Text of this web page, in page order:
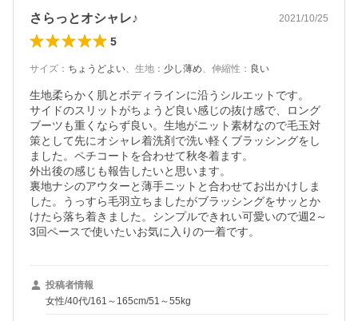
さらっとオシャレ♪ 2021/10/25
5
サイズ ： ちょうどよい、 生地 ： 少し薄め、 伸縮性 ： 良い
生地柔らかく肌とボディラインに沿うシルエットです。
サイドのスリットがちょうど良い感じの抜け感で、ロング
ブーツも重くならず良い。生地がニット素材なので毛玉対
策として先にオシャレ着洗剤で洗い軽くブラッシングをし
ました。ペチコートを合わせて秋冬着ます。
外出後の感じも報告したいと思います。
裏地ナシのアウターと薄手ニットと合わせてお出かけしま
した。うっすら毛羽立ちましたがブラッシングをサッとか
けたら落ち着きました。シンプルできれい可愛いので週2～
3回ペースで使いたいお気に入りの一着です。
投稿者情報
女性/40代/161～165cm/51～55kg